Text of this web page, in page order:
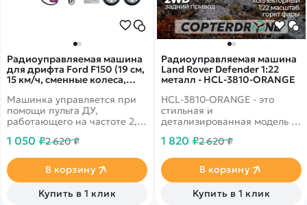
Радиоуправляемая машина
для дрифта Ford F150 (19 см,
15 км/ч, сменные колеса,
Машинка управляется при
помощи пульта ДУ,
работающего на частоте 2,4
поставляются комплект
конусы, зарядное устройство
и аккумулятор. Во время
движения у машинки
светятся фары.
1 050 ₽2 620 ₽
В корзину
Купить в 1 клик
Радиоуправляемая машина
Land Rover Defender 1:22
металл - HCL-3810-ORANGE
HCL-3810-ORANGE - это
стильная и
детализированная модель с
светодиодной подсветкой
парогенератором с
подсветкой.
Открывающиеся двери,
капот и багажник делают
1 820 ₽2 620 ₽
В корзину
Купить в 1 клик